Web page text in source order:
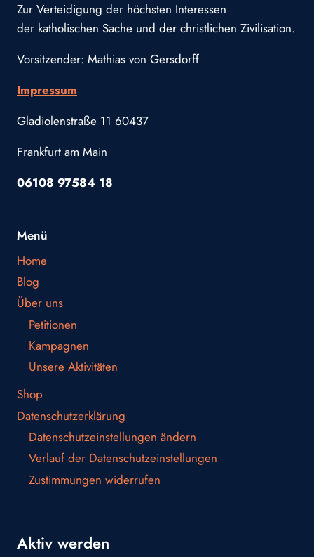
Zur Verteidigung der höchsten Interessen
der katholischen Sache und der christlichen Zivilisation.
Vorsitzender: Mathias von Gersdorff
Impressum
Gladiolenstraße 11 60437
Frankfurt am Main
06108 97584 18
Menü
Home
Blog
Über uns
Petitionen
Kampagnen
Unsere Aktivitäten
Shop
Datenschutzerklärung
Datenschutzeinstellungen ändern
Verlauf der Datenschutzeinstellungen
Zustimmungen widerrufen
Aktiv werden